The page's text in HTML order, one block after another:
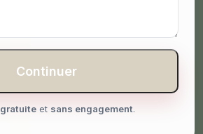
Continuer
gratuite et sans engagement.